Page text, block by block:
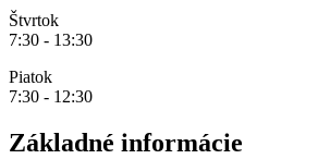
Štvrtok
7:30 - 13:30
Piatok
7:30 - 12:30
Základné informácie